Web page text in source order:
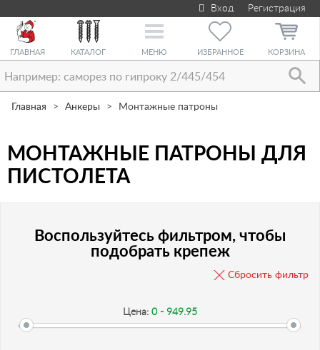
Вход Регистрация
ГЛАВНАЯ КАТАЛОГ
Toggle
МЕНЮ ИЗБРАННОЕ КОРЗИНА
Главная Анкеры Монтажные патроны
МОНТАЖНЫЕ ПАТРОНЫ ДЛЯ
ПИСТОЛЕТА
Воспользуйтесь фильтром, чтобы
подобрать крепеж
Сбросить фильтр
Цена: 0 - 949.95